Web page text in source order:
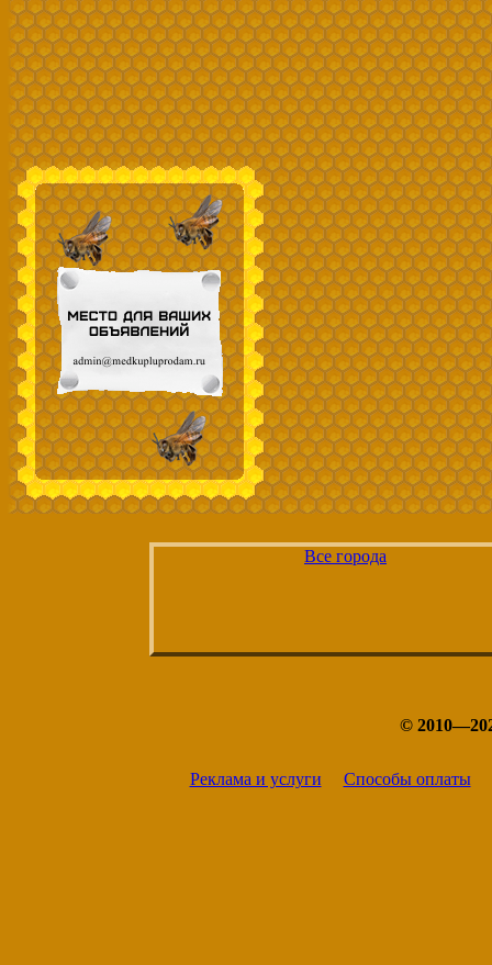
Все города
©
Реклама и услуги Способы оплаты